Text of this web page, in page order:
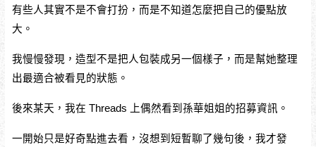
有些人其實不是不會打扮，而是不知道怎麼把自己的優點放
大。
我慢慢發現，造型不是把人包裝成另一個樣子，而是幫她整理
出最適合被看見的狀態。
後來某天，我在 Threads 上偶然看到孫華姐姐的招募資訊。
一開始只是好奇點進去看，沒想到短暫聊了幾句後，我才發